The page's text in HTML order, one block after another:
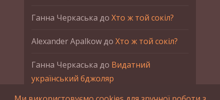
Ганна Черкаська до Хто ж той сокіл?
Alexander Apalkowдо Хто ж той сокіл?
Ганна Черкаська до Видатний
український бджоляр